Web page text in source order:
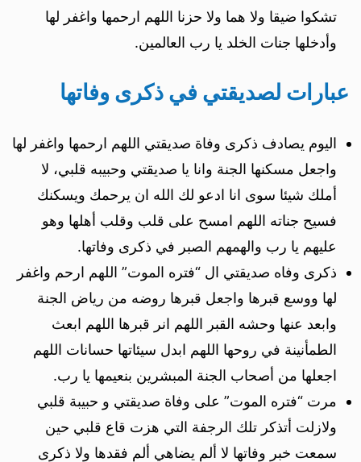
تشكوا ضيقا ولا هما ولا حزنا اللهم ارحمها واغفر لها
وأدخلها جنات الخلد يا رب العالمين.
عبارات لصديقتي في ذكرى وفاتها
اليوم يصادف ذكرى وفاة صديقتي اللهم ارحمها واغفر لها
واجعل مسكنها الجنة وانا يا صديقتي وحبيبه قلبي، لا
أملك شيئا سوى انا ادعو لك الله ان يرحمك ويسكنك
فسيح جناته اللهم امسح على قلب وقلب أهلها وهو
عليهم يا رب والهمهم الصبر في ذكرى وفاتها.
ذكرى وفاه صديقتي ال “فتره الموت” اللهم ارحم واغفر
لها ووسع قبرها واجعل قبرها روضه من رياض الجنة
وابعد عنها وحشه القبر اللهم انر قبرها اللهم ابعث
الطمأنينة في روحها اللهم ابدل سيئاتها حسانات اللهم
اجعلها من أصحاب الجنة المبشرين بنعيمها يا رب.
مرت “فتره الموت” على وفاة صديقتي و حبيبة قلبي
ولازلت أتذكر تلك الرجفة التي هزت قاع قلبي حين
سمعت خبر وفاتها لا ألم يضاهي ألم فقدها ولا ذكرى